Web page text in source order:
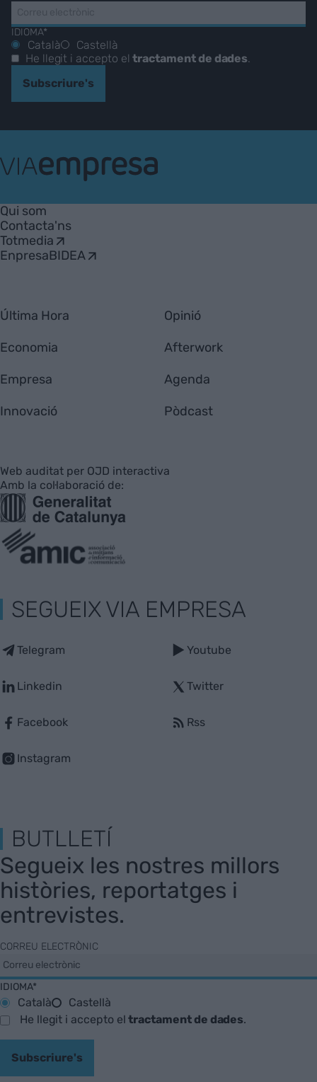
IDIOMA*
Català
Castellà
He llegit i accepto eltractament de dades.
Subscriure's
Empresa
Qui som
Contacta'ns
Totmedia
EnpresaBIDEA
Última Hora
Economia
Empresa
Innovació
Opinió
Afterwork
Agenda
Pòdcast
Web auditat per OJD interactiva
Amb la col·laboració de:
SEGUEIX VIA EMPRESA
Telegram
Linkedin
Facebook
Instagram
Youtube
Twitter
Rss
BUTLLETÍ
Segueix les nostres millors
històries, reportatges i
entrevistes.
CORREU ELECTRÒNIC
IDIOMA*
Català
Castellà
He llegit i accepto eltractament de dades.
Subscriure's